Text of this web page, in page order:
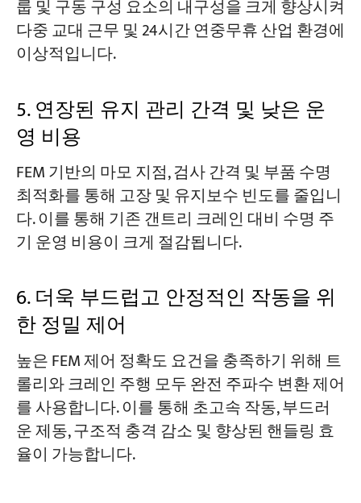
룹 및 구동 구성 요소의 내구성을 크게 향상시켜
다중 교대 근무 및 24시간 연중무휴 산업 환경에
이상적입니다.
5. 연장된 유지 관리 간격 및 낮은 운
영 비용
FEM 기반의 마모 지점, 검사 간격 및 부품 수명
최적화를 통해 고장 및 유지보수 빈도를 줄입니
다. 이를 통해 기존 갠트리 크레인 대비 수명 주
기 운영 비용이 크게 절감됩니다.
6. 더욱 부드럽고 안정적인 작동을 위
한 정밀 제어
높은 FEM 제어 정확도 요건을 충족하기 위해 트
롤리와 크레인 주행 모두 완전 주파수 변환 제어
를 사용합니다. 이를 통해 초고속 작동, 부드러
운 제동, 구조적 충격 감소 및 향상된 핸들링 효
율이 가능합니다.